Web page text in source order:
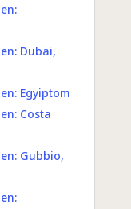
Dubai,
Egyiptom
Costa
Gubbio,